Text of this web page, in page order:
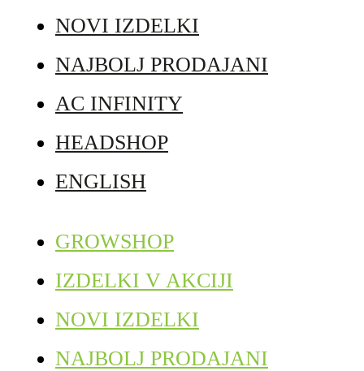
NOVI IZDELKI
NAJBOLJ PRODAJANI
AC INFINITY
HEADSHOP
ENGLISH
GROWSHOP
IZDELKI V AKCIJI
NOVI IZDELKI
NAJBOLJ PRODAJANI